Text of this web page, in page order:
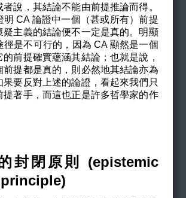
說，其結論不能由前提推論而得。
明 CA 論證中一個（甚或所有）前提
疑主義的結論便不一定是真的。明顯
徑是不可行的，因為 CA 顯然是一個
前提確實蘊涵其結論；也就是說，
前提都是真的，則必然地其結論亦為
果要反對上述的論證，看起來我們只
提著手，而這也正是許多哲學家的作
封閉原則 (epistemic